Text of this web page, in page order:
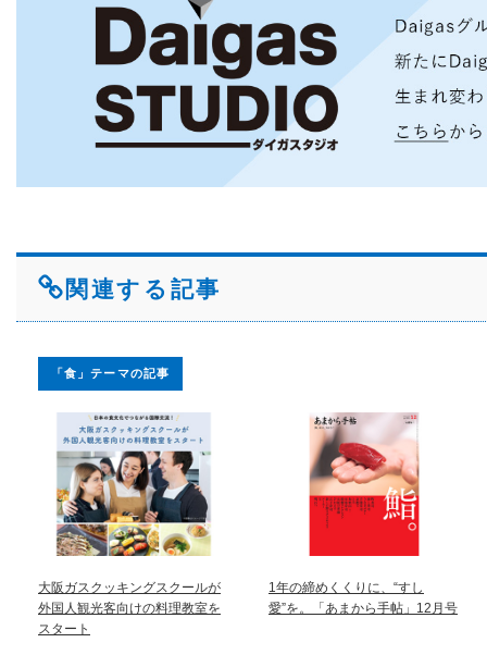
関連する記事
「食」テーマの記事
大阪ガスクッキングスクールが
外国人観光客向けの料理教室を
スタート
1年の締めくくりに、“すし
愛”を。「あまから手帖」12月号